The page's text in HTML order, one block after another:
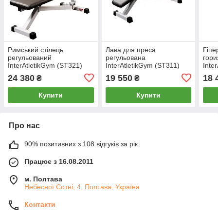
Римський стілець
регульований
InterAtletikGym (ST321)
24 380 ₴
Купити
Лава для преса
регульована
InterAtletikGym (ST311)
19 550₴
Купити
18
Про нас
90% позитивних з 108 відгуків за рік
Працює з 16.08.2011
м. Полтава
Небесної Сотні, 4, Полтава, Україна
Контакти